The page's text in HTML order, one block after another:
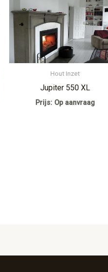
Hout Inzet
Jupiter 550 XL
Prijs: Op aanvraag